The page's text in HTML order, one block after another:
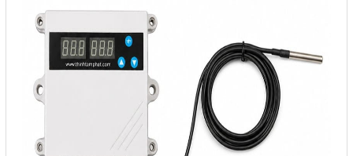
Thiết kế tủ điện công nghiệp
Sửa chữa biến tần
Sửa chữa PLC
Sửa chữa màn hình HMI
điều khiển motor bước